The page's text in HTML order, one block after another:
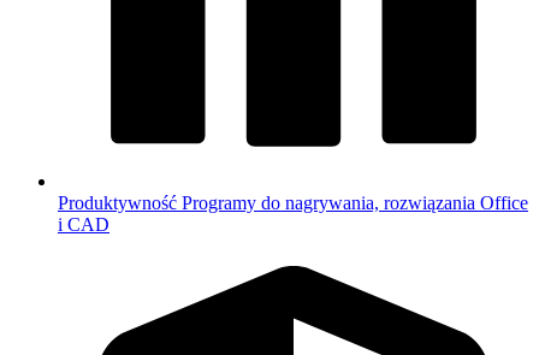
Produktywność Programy do nagrywania, rozwiązania Office
i CAD